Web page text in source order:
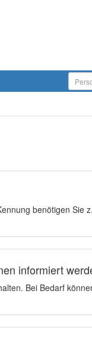
benötigen Sie
informiert
Bei Bedarf